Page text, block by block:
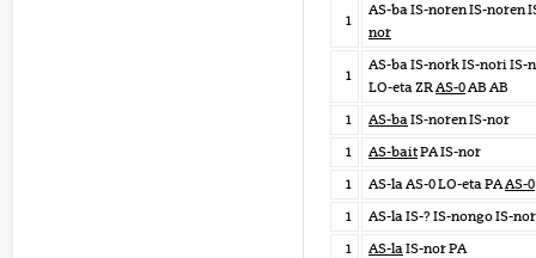
1
AS-ba IS-noren IS-noren
nor
1
AS-ba IS-nork IS-nori IS-
LO-eta ZRAS-0AB AB
1
AS-baIS-noren IS-nor
1
AS-baitPA IS-nor
1
AS-la AS-0 LO-eta PAAS-0
1
AS-la IS-? IS-nongo IS-
1
AS-laIS-nor PA